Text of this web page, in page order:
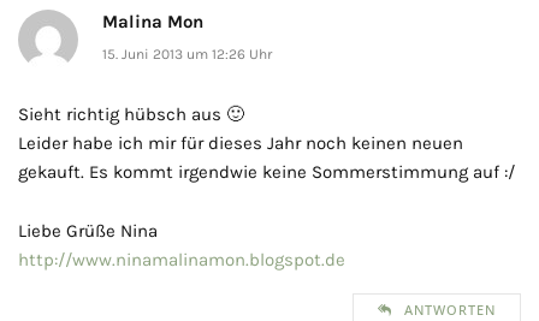
Malina Mon
15. Juni 2013 um 12:26 Uhr
Sieht richtig hübsch aus 🙂
Leider habe ich mir für dieses Jahr noch keinen neuen
gekauft. Es kommt irgendwie keine Sommerstimmung auf :/
Liebe Grüße Nina
http://www.ninamalinamon.blogspot.de
ANTWORTEN